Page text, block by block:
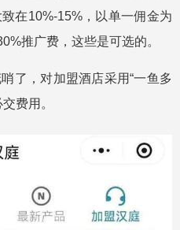
在10%-15%，以单一佣金为
推广费，这些是可选的。
了，对加盟酒店采用“一鱼多
费用。